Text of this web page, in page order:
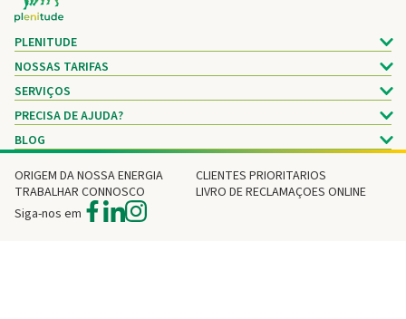
PLENITUDE
NOSSAS TARIFAS
SERVIÇOS
PRECISA DE AJUDA?
BLOG
ORIGEM DA NOSSA ENERGIA
CLIENTES PRIORITARIOS
TRABALHAR CONNOSCO
LIVRO DE RECLAMAÇOES ONLINE
Siga-nos em